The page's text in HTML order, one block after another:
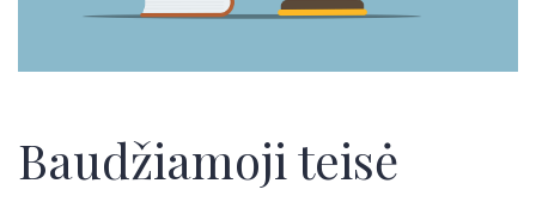
Baudžiamoji teisė